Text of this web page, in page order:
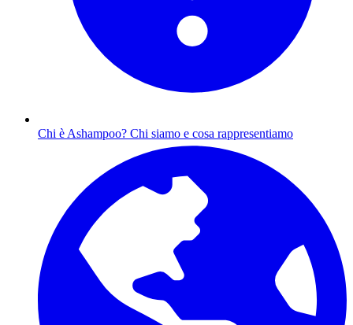
Chi è Ashampoo? Chi siamo e cosa rappresentiamo